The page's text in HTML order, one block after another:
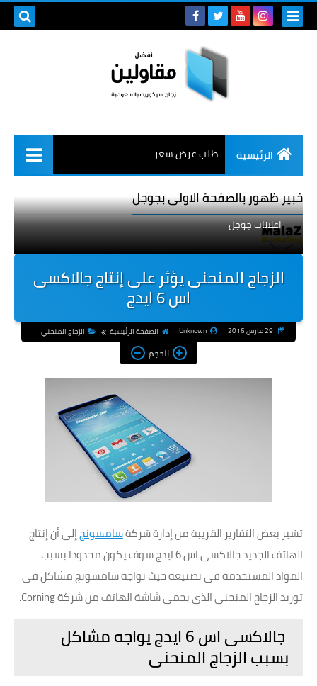
الرئيسية طلب عرض سعر
خبير ظهور بالصفحة الاولى بجوجل
اعلانات جوجل
الزجاج المنحنى يؤثر على إنتاج جالاكسى
اس 6 ايدج
Unknown الصفحة الرئيسية الزجاج المنحني
الحجم
تشير بعض التقارير القريبة من إدارة شركةسامسونجإلى أن إنتاج
الهاتف الجديد جالاكسى اس 6 ايدج سوف يكون محدودا بسبب
المواد المستخدمة فى تصنيعه حيث تواجه سامسونج مشاكل فى
توريد الزجاج المنحنى الذى يحمى شاشة الهاتف من شركة Corning.
جالاكسى اس 6 ايدج يواجه مشاكل
بسبب الزجاج المنحنى